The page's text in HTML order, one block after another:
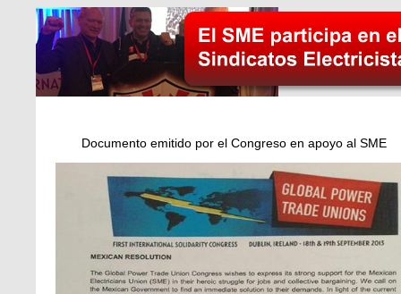
Documento emitido por el Congreso en apoyo al SME